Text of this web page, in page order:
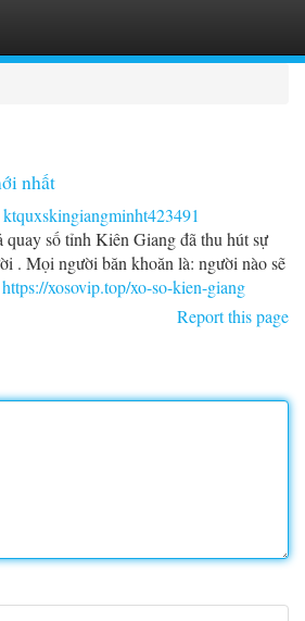
nhất
ktquxskingiangminht423491
quay số tỉnh Kiên Giang đã thu hút sự
. Mọi người băn khoăn là: người nào sẽ
https://xosovip.top/xo-so-kien-giang
Report this page